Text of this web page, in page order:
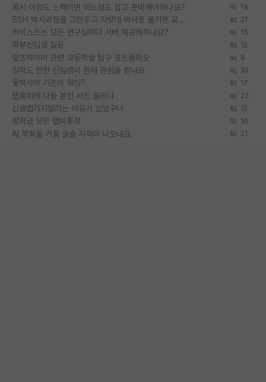
혹시 이정도 스펙이면 어느정도 잡고 준비해야하나요? 14
SSH 박사과정을 그만두고 지방대 박사로 옮기면 교수의 꿈은 끝일까요? 21
카이스트는 모든 연구실마다 서버 제공해주나요? 15
학부신입생 질문 12
알츠하이머 관련 고등학생 탐구 포트폴리오 9
입학도 안한 신입생이 원래 관심을 받나요 10
물박사의 기준이 뭐임? 17
랩홈피에 다들 본인 사진 올리냐 22
신생랩가지말라는 이유가 있었구나 12
장학금 모은 랩비통장 10
AI 학회들 거품 슬슬 지적이 나오네요 21